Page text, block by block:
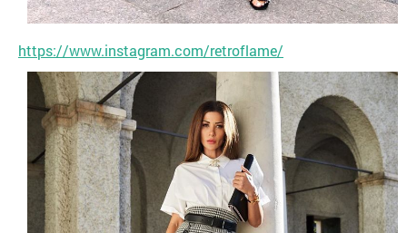
https://www.instagram.com/retroflame/